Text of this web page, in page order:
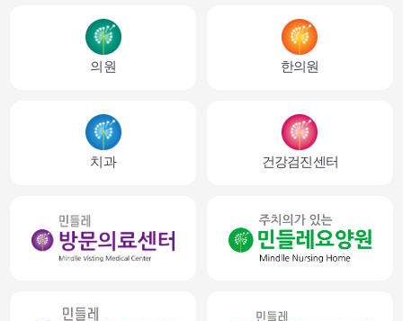
의원 한의원
치과 건강검진센터